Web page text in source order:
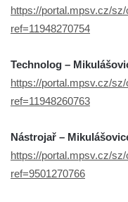
https://portal.mpsv.cz/
ref=11948270754
Technolog –
https://portal.mpsv.cz/
ref=11948260763
Nástrojař –
https://portal.mpsv.cz/
ref=9501270766